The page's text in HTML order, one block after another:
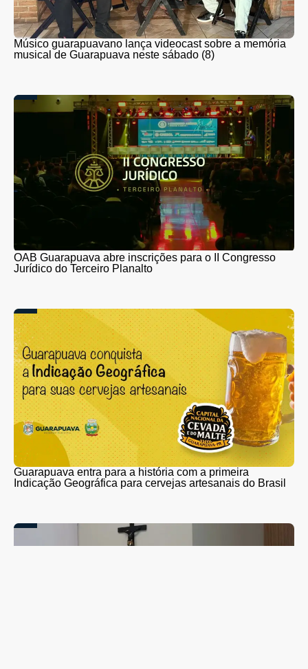
Músico guarapuavano lança videocast sobre a memória
musical de Guarapuava neste sábado (8)
OAB Guarapuava abre inscrições para o II Congresso
Jurídico do Terceiro Planalto
Guarapuava entra para a história com a primeira
Indicação Geográfica para cervejas artesanais do Brasil